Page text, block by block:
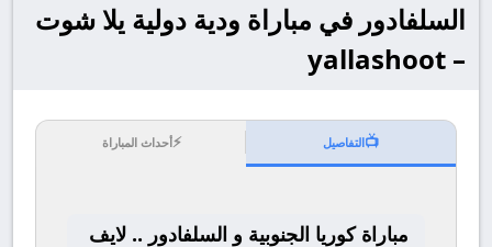
السلفادور في مباراة ودية دولية يلا شوت
– yallashoot
📺التفاصيل ⚡أحداث المباراة
مباراة كوريا الجنوبية و السلفادور .. لايف